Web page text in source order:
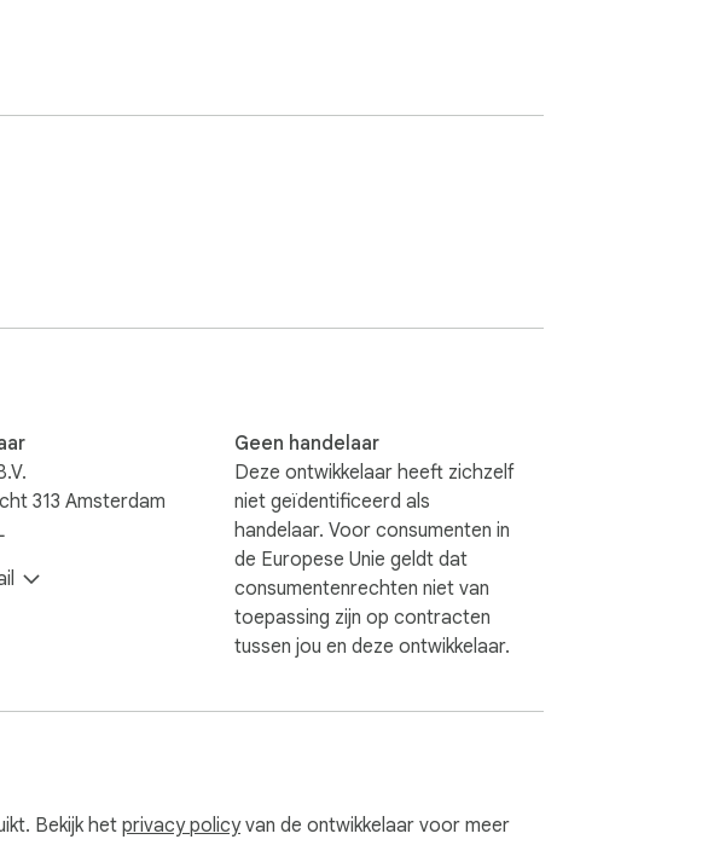
of lees meer op https://support.recruitee.com/nl/
313 Amsterdam
Geen handelaar
Deze ontwikkelaar heeft zichzelf
niet geïdentificeerd als
handelaar. Voor consumenten in
de Europese Unie geldt dat
consumentenrechten niet van
toepassing zijn op contracten
tussen jou en deze ontwikkelaar.
Bekijk het privacy policyvan de ontwikkelaar voor meer